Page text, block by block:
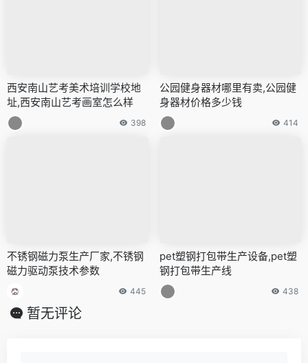
西安南山艺考美术培训学校地
址,西安南山艺考画室怎么样
398
公园健身器材哪里有卖,公园健
身器材价格多少钱
414
不锈钢磁力泵生产厂家,不锈钢
磁力驱动泵技术参数
445
pet塑钢打包带生产设备,pet塑
钢打包带生产线
438
暂无评论